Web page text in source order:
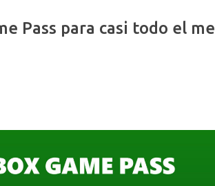
Pass para casi todo el